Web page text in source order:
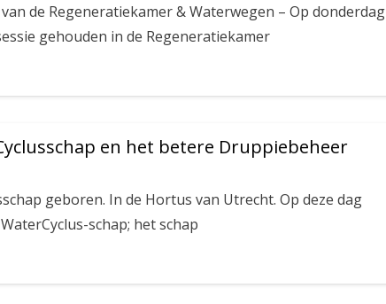
de Regeneratiekamer & Waterwegen – Op donderdag
gehouden in de Regeneratiekamer
en het betere Druppiebeheer
geboren. In de Hortus van Utrecht. Op deze dag
schap; het schap